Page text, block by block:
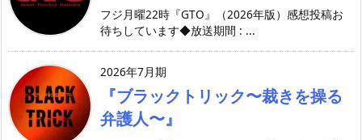
フジ月曜22時『GTO』（2026年版）感想投稿お
待ちしています◆放送期間 : ...
2026年7月期
『ブラックトリック〜裁きを操る
弁護人〜』